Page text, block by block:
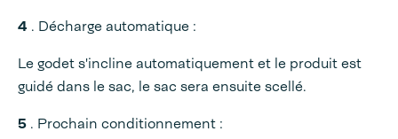
4 . Décharge automatique :
Le godet s'incline automatiquement et le produit est
guidé dans le sac, le sac sera ensuite scellé.
5 . Prochain conditionnement :